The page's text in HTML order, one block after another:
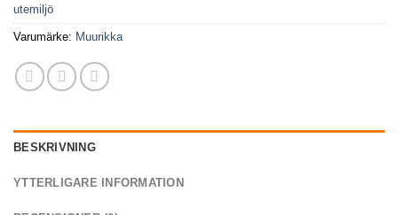
utemiljö
Varumärke: Muurikka
BESKRIVNING
YTTERLIGARE INFORMATION